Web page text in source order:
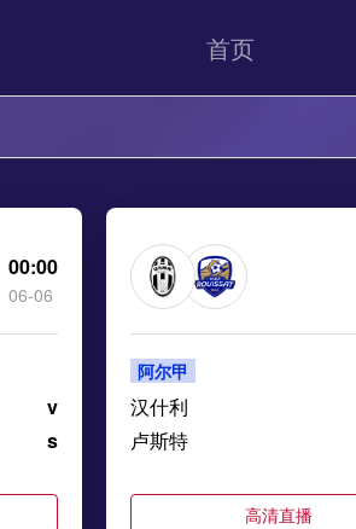
首页
00:00
06-06
v
s
阿尔甲
汉什利
卢斯特
高清直播